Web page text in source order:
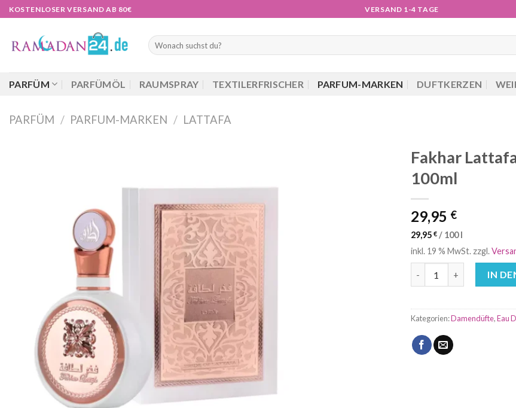
Zum
Inhalt
KOSTENLOSER VERSAND AB 80€ VERSAND 1-4 TAGE
Suchen
nach:
PARFÜM PARFÜMÖL RAUMSPRAY TEXTILERFRISCHER PARFUM-MARKEN DUFTKERZEN
PARFÜM / PARFUM-MARKEN / LATTAFA
Fakhar
100ml
29,95 €
29,95 € / 100 l
inkl. 19 % MwSt. zzgl.
IN
Kategorien:Damendüfte,Eau